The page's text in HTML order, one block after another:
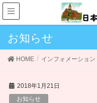
お知らせ
HOME インフォメーション
2018年1月21日
お知らせ